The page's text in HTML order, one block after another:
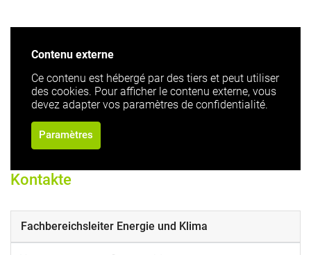
Contenu externe
Ce contenu est hébergé par des tiers et peut utiliser
des cookies. Pour afficher le contenu externe, vous
devez adapter vos paramètres de confidentialité.
Paramètres
Kontakte
Fachbereichsleiter Energie und Klima